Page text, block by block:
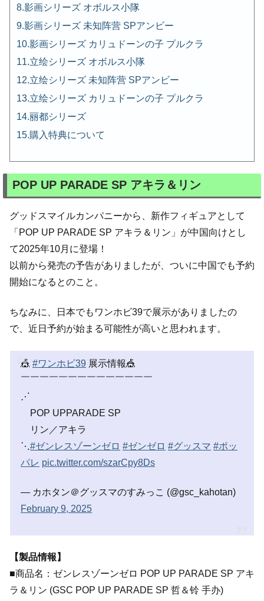
影画シリーズ オボルス小隊
影画シリーズ 未知阵营 SPアンビー
影画シリーズ カリュドーンの子 プルクラ
立绘シリーズ オボルス小隊
立绘シリーズ 未知阵营 SPアンビー
立绘シリーズ カリュドーンの子 プルクラ
丽都シリーズ
購入特典について
POP UP PARADE SP アキラ＆リン
グッドスマイルカンパニーから、新作フィギュアとして
「POP UP PARADE SP アキラ＆リン」が中国向けとし
て2025年10月に登場！
以前から発売の予告がありましたが、ついに中国でも予約
開始になるとのこと。
ちなみに、日本でもワンホビ39で展示がありましたの
で、近日予約が始まる可能性が高いと思われます。
🎪 #ワンホビ39 展示情報🎪
￣￣￣￣￣￣￣￣￣￣￣￣￣￣
⋰
POP UPPARADE SP
リン／アキラ
⋱ #ゼンレスゾーンゼロ #ゼンゼロ #グッスマ #ポッ
パレ pic.twitter.com/szarCpy8Ds
— カホタン＠グッスマのすみっこ (@gsc_kahotan)
February 9, 2025
【製品情報】
■商品名：ゼンレスゾーンゼロ POP UP PARADE SP アキ
ラ＆リン (GSC POP UP PARADE SP 哲＆铃 手办)